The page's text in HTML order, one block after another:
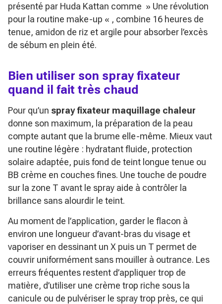
présenté par Huda Kattan comme » Une révolution
pour la routine make-up « , combine 16 heures de
tenue, amidon de riz et argile pour absorber l’excès
de sébum en plein été.
Bien utiliser son spray fixateur
quand il fait très chaud
Pour qu’un spray fixateur maquillage chaleur
donne son maximum, la préparation de la peau
compte autant que la brume elle-même. Mieux vaut
une routine légère : hydratant fluide, protection
solaire adaptée, puis fond de teint longue tenue ou
BB crème en couches fines. Une touche de poudre
sur la zone T avant le spray aide à contrôler la
brillance sans alourdir le teint.
Au moment de l’application, garder le flacon à
environ une longueur d’avant-bras du visage et
vaporiser en dessinant un X puis un T permet de
couvrir uniformément sans mouiller à outrance. Les
erreurs fréquentes restent d’appliquer trop de
matière, d’utiliser une crème trop riche sous la
canicule ou de pulvériser le spray trop près, ce qui